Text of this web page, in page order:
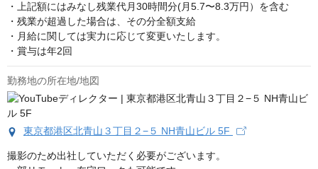
・上記額にはみなし残業代月30時間分(月5.7〜8.3万円）を含む
・残業が超過した場合は、その分全額支給
・月給に関しては実力に応じて変更いたします。
・賞与は年2回
勤務地の所在地/地図
東京都港区北青山３丁目２−５ NH青山ビル 5F
撮影のため出社していただく必要がございます。